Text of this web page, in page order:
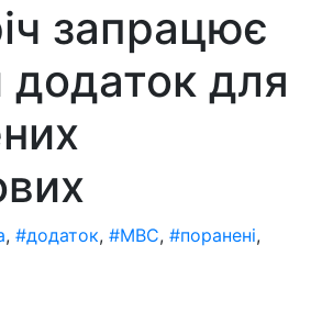
запрацює
додаток для
, #додаток, #МВС, #поранені,